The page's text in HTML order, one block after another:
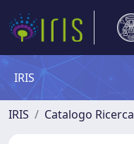
IRIS
IRIS Catalogo Ricerca